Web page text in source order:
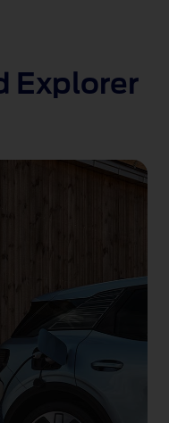
Explorer